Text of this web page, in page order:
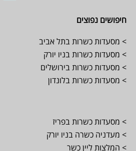
חיפושים נפוצים
> מסעדות כשרות בתל אביב
> מסעדות כשרות בניו יורק
> מסעדות כשרות בירושלים
> מסעדות כשרות בלונדון
> מסעדות כשרות בפריז
> מעדניה כשרה בניו יורק
> המלצות ליין כשר